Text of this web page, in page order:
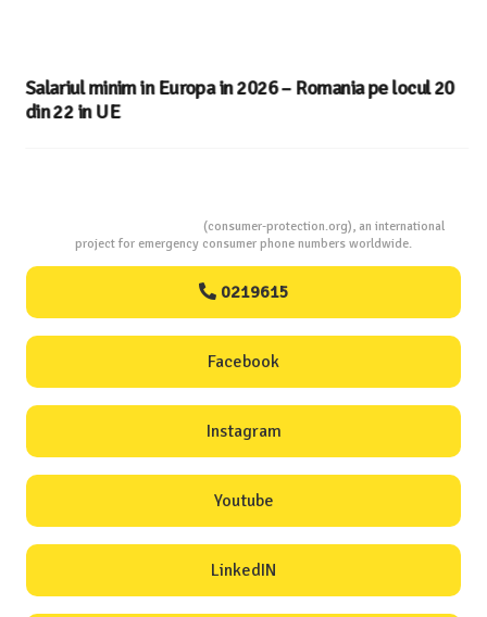
Salariul minim in Europa in 2026 – Romania pe locul 20
din 22 in UE
(consumer-protection.org), an international
project for emergency consumer phone numbers worldwide.
0219615
Facebook
Instagram
Youtube
LinkedIN